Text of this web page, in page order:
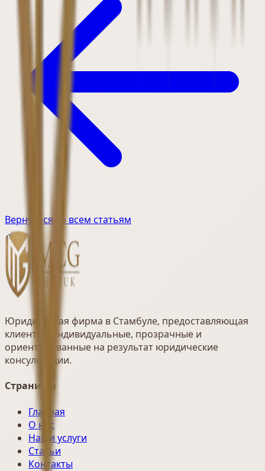
Вернуться ко всем статьям
Юридическая фирма в Стамбуле, предоставляющая
клиентам индивидуальные, прозрачные и
ориентированные на результат юридические
консультации.
Страницы
Главная
О нас
Наши услуги
Статьи
Контакты